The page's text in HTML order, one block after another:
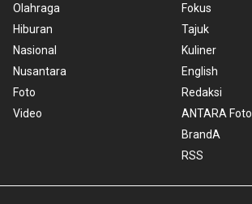
Olahraga
Hiburan
Nasional
Nusantara
Foto
Video
Fokus
Tajuk
Kuliner
English
Redaksi
ANTARA Foto
BrandA
RSS